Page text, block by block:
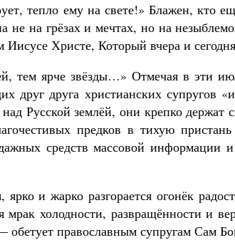
тепло ему на свете!» Блажен, кто
не на грёзах и мечтах, но на
Христе, Который вчера и
тем ярче звёзды…» Отмечая в эти
друг друга христианских супругов
Русской землёй, они крепко держат
предков в тихую
средств массовой информации
ярко и жарко разгорается огонёк
мрак холодности, развращённости
обетует православным супругам Сам